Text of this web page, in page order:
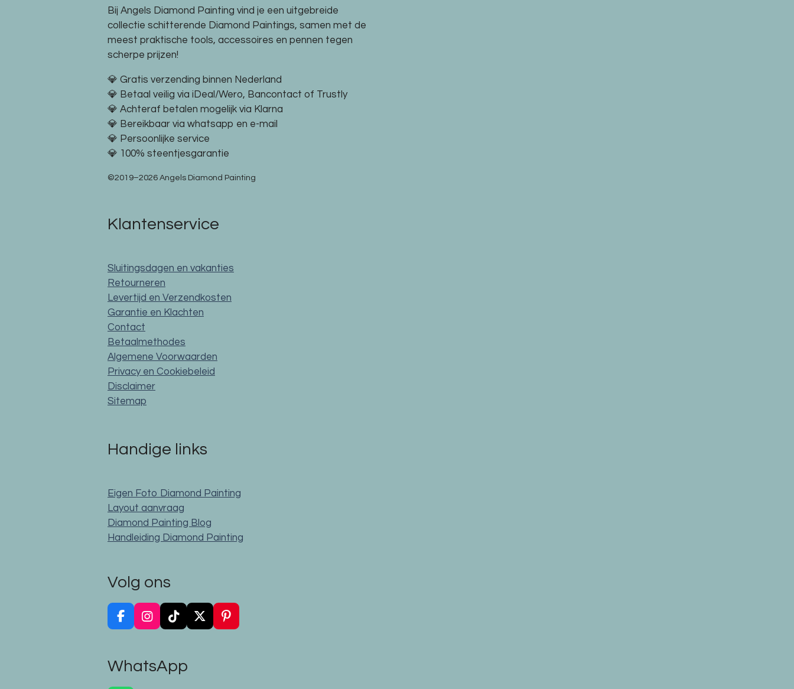
Bij Angels Diamond Painting vind je een uitgebreide
collectie schitterende Diamond Paintings, samen met de
meest praktische tools, accessoires en pennen tegen
scherpe prijzen!
💎 Gratis verzending binnen Nederland
💎 Betaal veilig via iDeal/Wero, Bancontact of Trustly
💎 Achteraf betalen mogelijk via Klarna
💎 Bereikbaar via whatsapp en e-mail
💎 Persoonlijke service
💎 100% steentjesgarantie
©2019–2026 Angels Diamond Painting
Klantenservice
Sluitingsdagen en vakanties
Retourneren
Levertijd en Verzendkosten
Garantie en Klachten
Contact
Betaalmethodes
Algemene Voorwaarden
Privacy en Cookiebeleid
Disclaimer
Sitemap
Handige links
Eigen Foto Diamond Painting
Layout aanvraag
Diamond Painting Blog
Handleiding Diamond Painting
Volg ons
F
a
b
I
n
a
T
i
o
X
P
i
WhatsApp